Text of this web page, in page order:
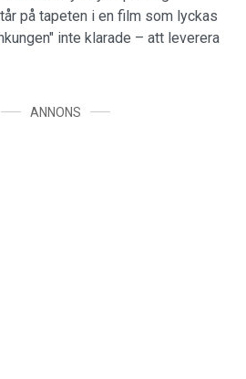
på tapeten i en film som lyckas
inte klarade – att leverera
ANNONS